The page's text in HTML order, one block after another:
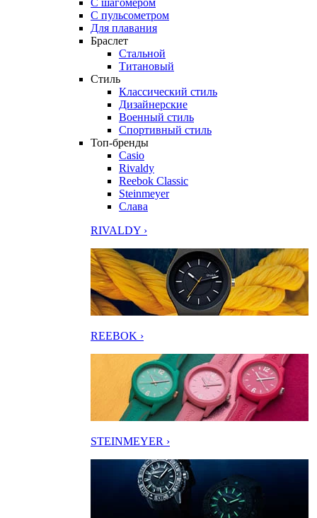
С шагомером
С пульсометром
Для плавания
Браслет
Стальной
Титановый
Стиль
Классический стиль
Дизайнерские
Военный стиль
Спортивный стиль
Топ-бренды
Casio
Rivaldy
Reebok Classic
Steinmeyer
Слава
RIVALDY ›
REEBOK ›
STEINMEYER ›